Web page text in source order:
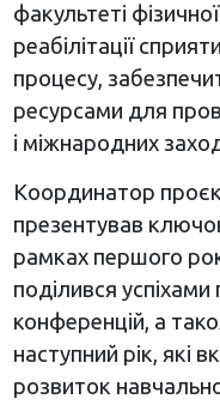
факультеті
реабілітації
процесу,
ресурсами для
і міжнародних
Координатор
презентував
рамках першого
поділився успіхами
конференцій, а
наступний рік, які
розвиток